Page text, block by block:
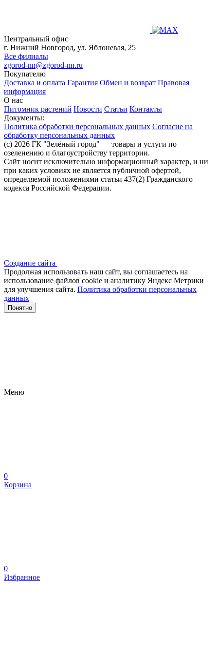
Центральный офис
г. Нижний Новгород, ул. Яблоневая, 25
Все филиалы
zgorod-nn@zgorod-nn.ru
Покупателю
Доставка и оплата Гарантия Обмен и возврат Правовая
информация
О нас
Питомник растений Новости Статьи Контакты
Документы:
Политика обработки персональных данных Согласие на
обработку персональных данных
(c) 2026 ГК "Зелёный город" — товары и услуги по
озеленению и благоустройству территории.
Сайт носит исключительно информационный характер, и ни
при каких условиях не является публичной офертой,
определяемой положениями статьи 437(2) Гражданского
кодекса Российской Федерации.
Создание сайта
Продолжая использовать наш сайт, вы соглашаетесь на
использование файлов сооkіе и аналитику Яндекс Метрики
для улучшения сайта. Политика обработки персональных
данных
Понятно
Меню
0
Корзина
0
Избранное